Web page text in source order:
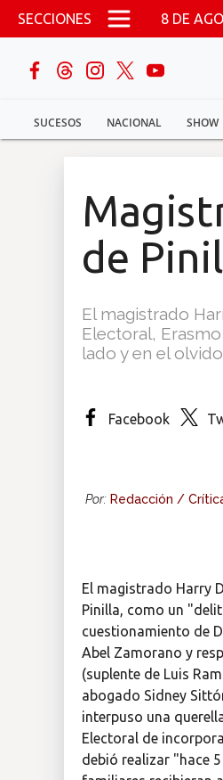
Pasar al contenido principal
SECCIONES 8 DE
SUCESOS NACIONAL SHOW
buscar
Sucesos
de
El magistrado
Electoral,
lado y en el
Facebook
Por: Redacción /
El magistrado Harry
Pinilla, como un
cuestionamiento de
Abel Zamorano y
(suplente de Luis
abogado Sidney
interpuso una
Electoral de
debió realizar "hace